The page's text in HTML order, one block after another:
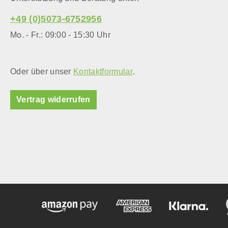
können
Denken
die
+49 (0)5073-6752956
Mo. - Fr.: 09:00 - 15:30 Uhr
Oder über unser Kontaktformular.
Vertrag widerrufen